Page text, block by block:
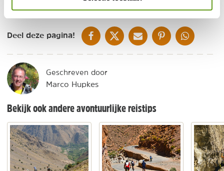
Deel deze pagina! DELEN OP FACEBOOK
DELEN OP XDELEN VIA DE MAIL
DELEN OP PINTEREST
DELEN OP
Geschreven door
Marco Hupkes
Bekijk ook andere avontuurlijke reistips